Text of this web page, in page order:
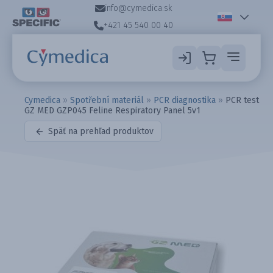
info@cymedica.sk
+421 45 540 00 40
Cymedica » Spotřební materiál » PCR diagnostika » PCR test
GZ MED GZP045 Feline Respiratory Panel 5v1
Späť na prehľad produktov